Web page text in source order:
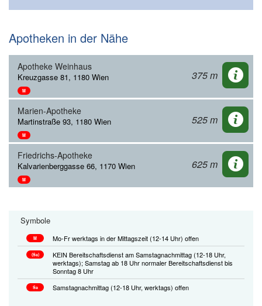
Apotheken in der Nähe
Apotheke Weinhaus
Kreuzgasse 81, 1180 Wien
M
375 m
Marien-Apotheke
Martinstraße 93, 1180 Wien
M
525 m
Friedrichs-Apotheke
Kalvarienberggasse 66, 1170 Wien
M
625 m
Symbole
M Mo-Fr werktags in der Mittagszeit (12-14 Uhr) offen
(Sa)
KEIN Bereitschaftsdienst am Samstagnachmittag (12-18 Uhr,
werktags); Samstag ab 18 Uhr normaler Bereitschaftsdienst bis
Sonntag 8 Uhr
Sa Samstagnachmittag (12-18 Uhr, werktags) offen